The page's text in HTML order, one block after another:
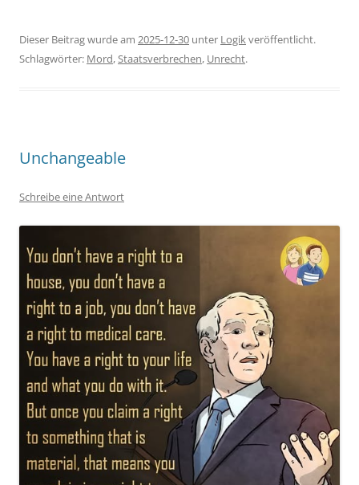
Dieser Beitrag wurde am 2025-12-30 unter Logikveröffentlicht.
Schlagwörter: Mord,Staatsverbrechen, Unrecht.
Unchangeable
Schreibe eine Antwort